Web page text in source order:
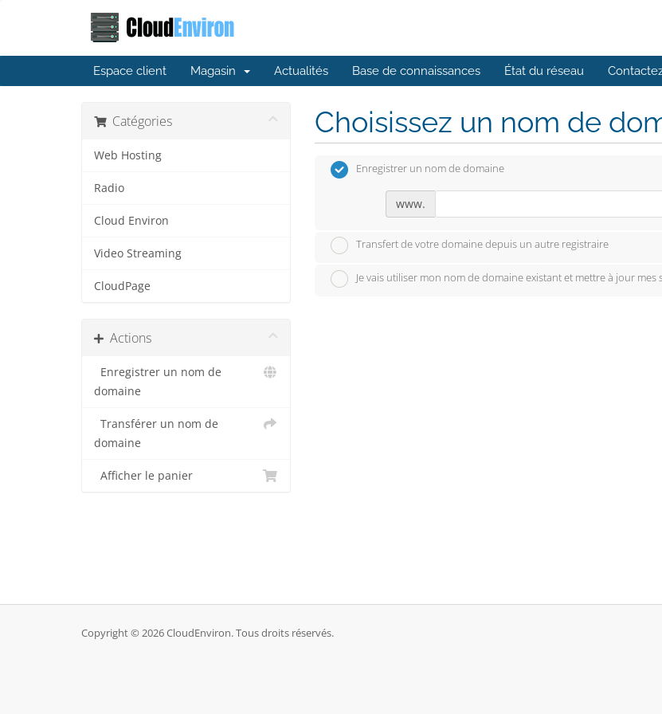
Espace client Magasin Actualités Base de connaissances État du réseau
Catégories
Web Hosting
Radio
Cloud Environ
Video Streaming
CloudPage
Actions
Enregistrer un nom de
domaine
Transférer un nom de
domaine
Afficher le panier
Choisissez un nom de
Enregistrer un nom de domaine
www.
Transfert de votre domaine depuis un autre registraire
Je vais utiliser mon nom de domaine existant et mettre à jour mes
Copyright © 2026 CloudEnviron. Tous droits réservés.